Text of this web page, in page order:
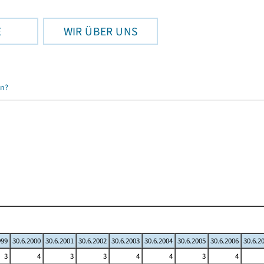
WIR ÜBER UNS
30.6.2000 30.6.2001 30.6.2002 30.6.2003 30.6.2004 30.6.2005 30.6.2006
3 4 3 3 4 4 3
4